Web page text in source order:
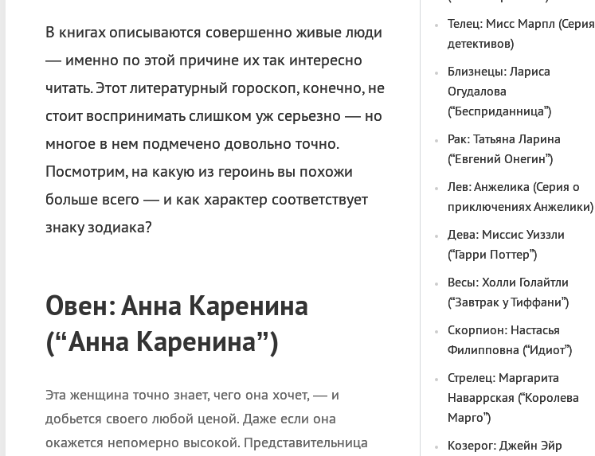
Телец: Мисс Марпл (Серия
детективов)
Близнецы: Лариса
Огудалова
(“Бесприданница”)
Рак: Татьяна Ларина
(“Евгений Онегин”)
Лев: Анжелика (Серия о
приключениях Анжелики)
Дева: Миссис Уиззли
(“Гарри Поттер”)
Весы: Холли Голайтли
(“Завтрак у Тиффани”)
Скорпион: Настасья
Филипповна (“Идиот”)
Стрелец: Маргарита
Наваррская (“Королева
Марго”)
Козерог: Джейн Эйр
В книгах описываются совершенно живые люди
— именно по этой причине их так интересно
читать. Этот литературный гороскоп, конечно, не
стоит воспринимать слишком уж серьезно — но
многое в нем подмечено довольно точно.
Посмотрим, на какую из героинь вы похожи
больше всего — и как характер соответствует
знаку зодиака?
Овен: Анна Каренина
(“Анна Каренина”)
Эта женщина точно знает, чего она хочет, — и
добьется своего любой ценой. Даже если она
окажется непомерно высокой. Представительница